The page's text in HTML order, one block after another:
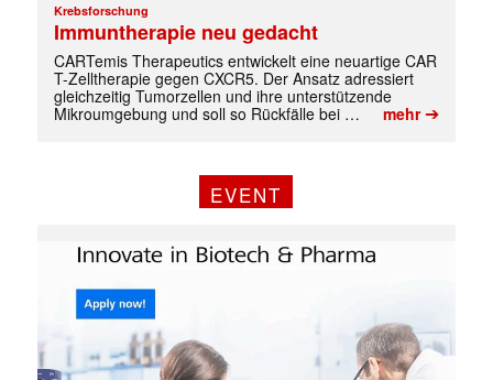
Krebsforschung
Immuntherapie neu gedacht
CARTemis Therapeutics entwickelt eine neuartige CAR
T-Zelltherapie gegen CXCR5. Der Ansatz adressiert
gleichzeitig Tumorzellen und ihre unterstützende
Mikroumgebung und soll so Rückfälle bei …
mehr➔
EVENT